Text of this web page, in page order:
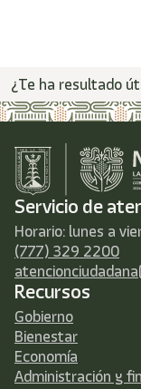
¿Te ha resultado
Servicio de
Horario: lunes a
(777) 329 2200
Recursos
Gobierno
Bienestar
Economía
Administración y